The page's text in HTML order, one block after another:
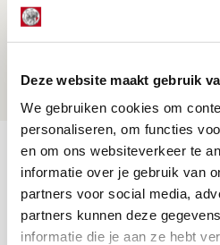
Deze website maakt gebruik
We gebruiken cookies om
personaliseren, om functies
en om ons websiteverkeer te
informatie over je gebruik van
partners voor social media,
partners kunnen deze
informatie die je aan ze hebt
Volop enthousiasme
Europees treffen met
Míchel niet blij met
na rust: ‘De focus
07 AUGUSTUS 2026 - 08:30
NIEUWS